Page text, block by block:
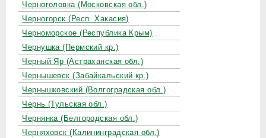
Черноголовка (Московская обл.)
Черногорск (Респ. Хакасия)
Черноморское (Республика Крым)
Чернушка (Пермский кр.)
Черный Яр (Астраханская обл.)
Чернышевск (Забайкальский кр.)
Чернышковский (Волгоградская обл.)
Чернь (Тульская обл.)
Чернянка (Белгородская обл.)
Черняховск (Калининградская обл.)